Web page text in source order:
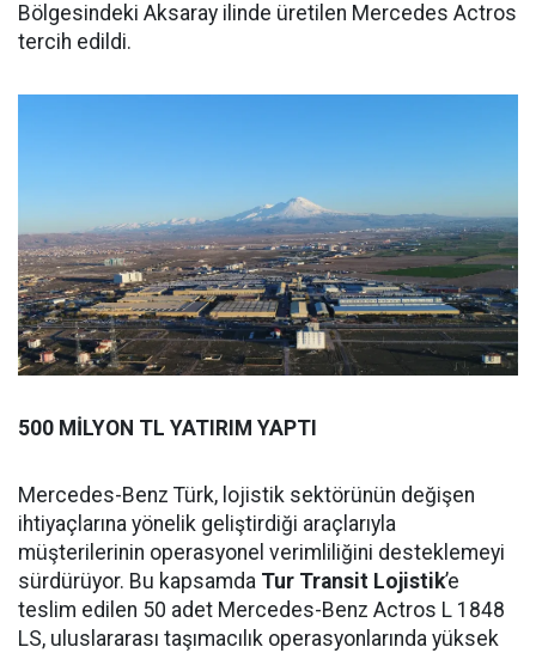
Bölgesindeki Aksaray ilinde üretilen Mercedes Actros
tercih edildi.
500 MİLYON TL YATIRIM YAPTI
Mercedes-Benz Türk, lojistik sektörünün değişen
ihtiyaçlarına yönelik geliştirdiği araçlarıyla
müşterilerinin operasyonel verimliliğini desteklemeyi
sürdürüyor. Bu kapsamda Tur Transit Lojistik’e
teslim edilen 50 adet Mercedes-Benz Actros L 1848
LS, uluslararası taşımacılık operasyonlarında yüksek